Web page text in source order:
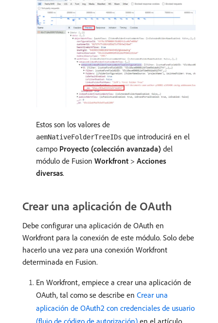
Estos son los valores de
aemNativeFolderTreeIDs que introducirá en el
campo Proyecto (colección avanzada) del
módulo de Fusion Workfront > Acciones
diversas.
Crear una aplicación de OAuth
Debe configurar una aplicación de OAuth en
Workfront para la conexión de este módulo. Solo debe
hacerlo una vez para una conexión Workfront
determinada en Fusion.
En Workfront, empiece a crear una aplicación de
OAuth, tal como se describe en Crear una
aplicación de OAuth2 con credenciales de usuario
(flujo de código de autorización) en el artículo